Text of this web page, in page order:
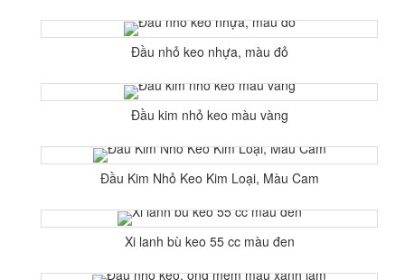
Đầu nhỏ keo nhựa, màu đỏ
Đầu kim nhỏ keo màu vàng
Đầu Kim Nhỏ Keo Kim Loại, Màu Cam
Xi lanh bù keo 55 cc màu đen